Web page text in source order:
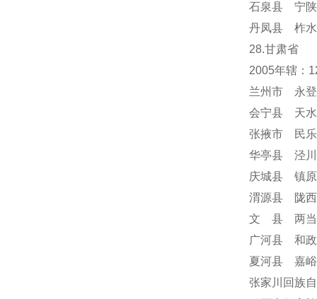
石泉县 宁
丹凤县 柞
28.甘肃省
2005年辖：
兰州市 永
会宁县 天
张掖市 民
华亭县 泾
庆城县 镇
渭源县 陇
文 县 两
广河县 和
夏河县 嘉
张家川回族